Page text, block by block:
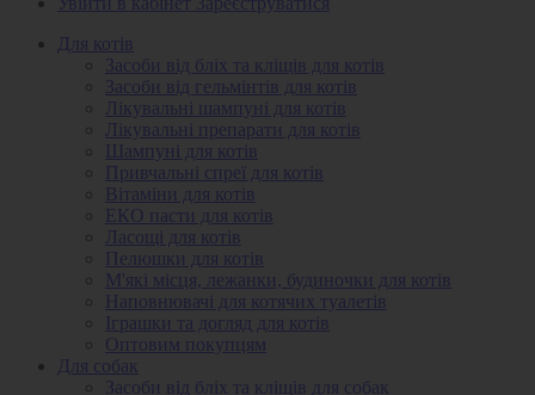
Для котів
Засоби від бліх та кліщів для котів
Засоби від гельмінтів для котів
Лікувальні шампуні для котів
Лікувальні препарати для котів
Шампуні для котів
Привчальні спреї для котів
Вітаміни для котів
ЕКО пасти для котів
Ласощі для котів
Пелюшки для котів
М'які місця, лежанки, будиночки для котів
Наповнювачі для котячих туалетів
Іграшки та догляд для котів
Оптовим покупцям
Для собак
Засоби від бліх та кліщів для собак